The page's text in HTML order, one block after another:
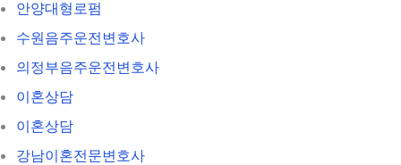
안양대형로펌
수원음주운전변호사
의정부음주운전변호사
이혼상담
이혼상담
강남이혼전문변호사